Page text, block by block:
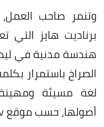
وتنمر صاحب العمل،
برناديت هايز
هندسة مدنية في
الصراخ باستمرار
لغة مسيئة
أصولها، حسب موقع ndtv.